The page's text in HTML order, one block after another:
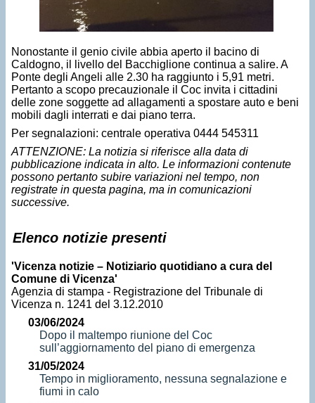
Nonostante il genio civile abbia aperto il bacino di
Caldogno, il livello del Bacchiglione continua a salire. A
Ponte degli Angeli alle 2.30 ha raggiunto i 5,91 metri.
Pertanto a scopo precauzionale il Coc invita i cittadini
delle zone soggette ad allagamenti a spostare auto e beni
mobili dagli interrati e dai piano terra.
Per segnalazioni: centrale operativa 0444 545311
ATTENZIONE: La notizia si riferisce alla data di
pubblicazione indicata in alto. Le informazioni contenute
possono pertanto subire variazioni nel tempo, non
registrate in questa pagina, ma in comunicazioni
successive.
Elenco notizie presenti
'Vicenza notizie – Notiziario quotidiano a cura del
Comune di Vicenza'
Agenzia di stampa - Registrazione del Tribunale di
Vicenza n. 1241 del 3.12.2010
03/06/2024
Dopo il maltempo riunione del Coc
sull’aggiornamento del piano di emergenza
31/05/2024
Tempo in miglioramento, nessuna segnalazione e
fiumi in calo